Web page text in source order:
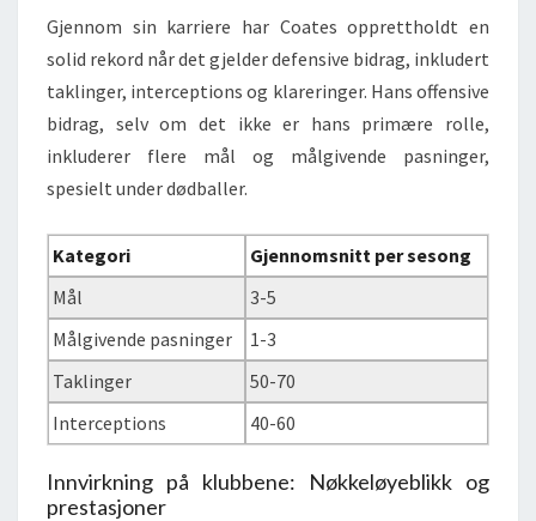
Gjennom sin karriere har Coates opprettholdt en
solid rekord når det gjelder defensive bidrag, inkludert
taklinger, interceptions og klareringer. Hans offensive
bidrag, selv om det ikke er hans primære rolle,
inkluderer flere mål og målgivende pasninger,
spesielt under dødballer.
Kategori
Gjennomsnitt per sesong
Mål
3-5
Målgivende pasninger
1-3
Taklinger
50-70
Interceptions
40-60
Innvirkning på klubbene: Nøkkeløyeblikk og
prestasjoner